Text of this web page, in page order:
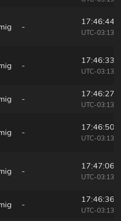
-
17:46:44
UTC-03:13
-
17:46:33
UTC-03:13
-
17:46:27
UTC-03:13
-
17:46:50
UTC-03:13
-
17:47:06
UTC-03:13
-
17:46:36
UTC-03:13